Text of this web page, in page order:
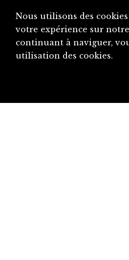
Nous utilisons des
votre expérience sur
continuant à naviguer,
utilisation des cookies.